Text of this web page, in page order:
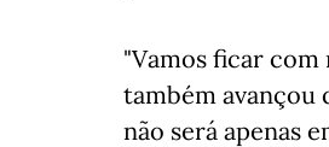
"Vamos ficar
também avançou
não será apenas